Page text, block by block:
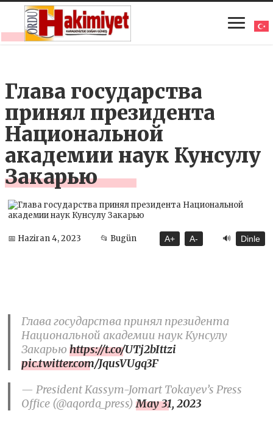
Глава государства
принял президента
Национальной
академии наук Кунсулу
Закарью
📅 Haziran 4, 2023 📂 Bugün A+ A- 🔊 Dinle
Глава государства принял президента
Национальной академии наук Кунсулу
Закарьюhttps://t.co/UTj2bIttzi
pic.twitter.com/JqusVUgq3F
— President Kassym-Jomart Tokayev’s Press
Office (@aqorda_press)May 31, 2023